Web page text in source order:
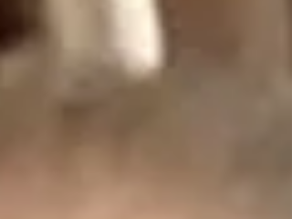
Pretendemos manter o diálogo e as
com aqueles que nos oferecem intercâmbio.